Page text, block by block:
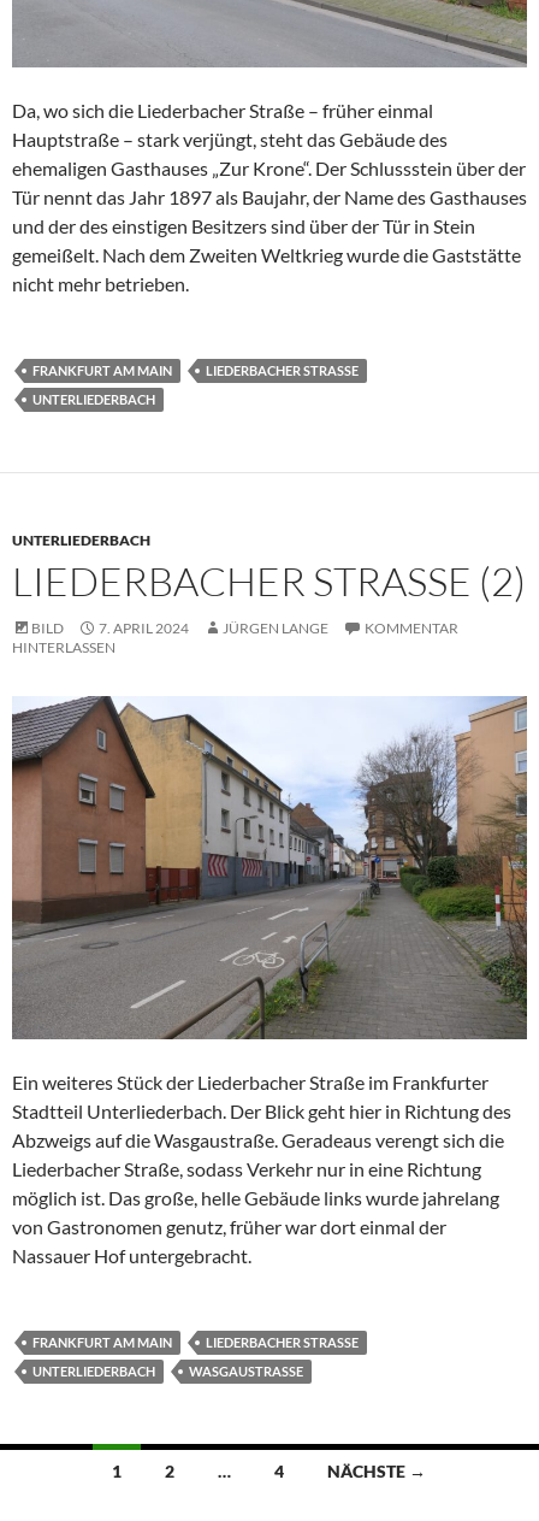
Da, wo sich die Liederbacher Straße – früher einmal
Hauptstraße – stark verjüngt, steht das Gebäude des
ehemaligen Gasthauses „Zur Krone“. Der Schlussstein über der
Tür nennt das Jahr 1897 als Baujahr, der Name des Gasthauses
und der des einstigen Besitzers sind über der Tür in Stein
gemeißelt. Nach dem Zweiten Weltkrieg wurde die Gaststätte
nicht mehr betrieben.
FRANKFURT AM MAIN
LIEDERBACHER STRASSE
UNTERLIEDERBACH
UNTERLIEDERBACH
LIEDERBACHER STRASSE (2)
BILD 7. APRIL 2024 JÜRGEN LANGE
KOMMENTAR
HINTERLASSEN
Ein weiteres Stück der Liederbacher Straße im Frankfurter
Stadtteil Unterliederbach. Der Blick geht hier in Richtung des
Abzweigs auf die Wasgaustraße. Geradeaus verengt sich die
Liederbacher Straße, sodass Verkehr nur in eine Richtung
möglich ist. Das große, helle Gebäude links wurde jahrelang
von Gastronomen genutz, früher war dort einmal der
Nassauer Hof untergebracht.
FRANKFURT AM MAIN
LIEDERBACHER STRASSE
UNTERLIEDERBACH
WASGAUSTRASSE
Beitragsnavigation
1 2 … 4 NÄCHSTE →